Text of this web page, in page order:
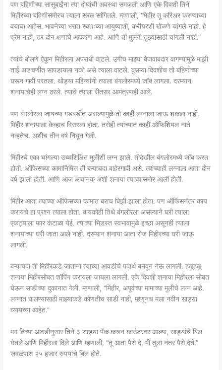
पण बहिणीच्या सासूबाईंना त्या दोघांची अवस्था समजली आणि एके दिवशी तिने
मिहीरच्या बहिणीसमोरच त्याला सरळ सांगितले. म्हणाली, ‘मिहीर तू करिअर करण्याच्या
वयाचा आहेस. भावनेच्या भरात स्वतःच्या आयुष्याशी, करीयरशी खेळणे चांगले नाही. हे
प्रेम नाही, तर दोन क्षणाचे आकर्षण आहे. आणि ती मुलगी तुझ्यासाठी चांगली नाही.”
त्यांचे बोलणे ऐकून मिहीरला अपराधी वाटले. उगीच माझ्या बेजवाबदार वागण्यामुळे माझी
ताई अडचणीत सापडायला नको असे त्याला वाटले. दुसऱ्या दिवशीच तो बहिणीच्या
घरून गावी परतला. थोड्या महिन्यांनी त्याला बंगलोरमध्ये जॉब लागला. दरम्यान
शनायाचेही लग्न ठरले. त्याचे त्याला रीतसर आमंत्रणही आले.
पण बंगलोरला जायच्या गडबडीत असल्यामुळे तो काही लग्नाला जाऊ शकला नाही.
मिहीर शनायाला केव्हाच विसरला होता. तसेही त्यांच्यात काही ऑफिशियल नाते
नव्हतेच. अशीच तीन वर्ष निघून गेली.
मिहीरचे एका चांगल्या उच्चशिक्षित मुलीशी लग्न झाले. तीदेखील बंगलोरमध्ये जॉब करत
होती. ऑफिसच्या कामानिमित्त ती बऱ्याचदा बाहेरगावी असे. त्यांच्याही लग्नाला आता दोन
वर्ष झाली होती. आणि आज अचानक अशी शनाया त्याच्यासमोर आली होती.
मिहीर आता त्याच्या ऑफिसच्या कामात बराच बिझी झाला होता. पण ऑफिसनंतर काय
करायचे हा प्रश्न त्याला होता. बायकोही तिथे बंगलोरला असल्याने घरी त्याला
एकट्याला फार कंटाळा येई. त्याच्या भिडस्त स्वभावामुळे इच्छा असूनही त्याला
शनायाच्या घरी जाता आले नाही. दरम्यान शनाया आता रोज मिहीरच्या घरी जाऊ
लागली.
बऱ्याचदा ती मिहीरकडे जाताना त्याच्या आवडीचे पदार्थ बनवून नेऊ लागली. हळूहळू
शनाया मिहीरसोबत शॉपिंग करायला जायला लागली. एके दिवशी शनाया मिहीरला सोबत
घेऊन साडीच्या दुकानात गेली. म्हणाली, “मिहीर, अपूर्वच्या मामाच्या मुलीचे लग्न आहे.
लग्नात घालण्यासाठी माझ्याकडे कोणतीच साडी नाही, म्हणूनच मला नवीन साड्या
घ्यायच्या आहेत.”
मग तिच्या आवडीनुसार तिने ३ साड्या पॅक करून काउंटरवर आल्या, साड्यांचे बिल
घेतले आणि मिहीरला दिले आणि म्हणाली, “तू आता पैसे दे, मी तुला नंतर पैसे देते.”
जवळपास २५ हजार रुपयांचे बिल होते.